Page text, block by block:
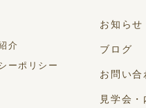
介
ーポリシー
お知らせ
ブログ
お問い合
見学会・